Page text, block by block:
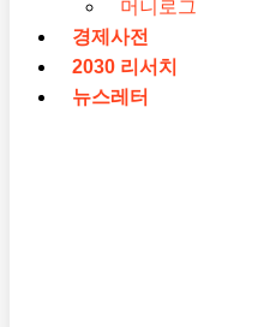
머니로그
경제사전
2030 리서치
뉴스레터